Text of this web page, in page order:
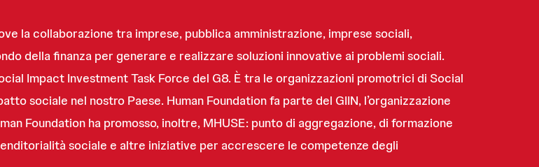
la collaborazione tra imprese, pubblica amministrazione, imprese sociali,
della finanza per generare e realizzare soluzioni innovative ai problemi sociali.
Impact Investment Task Force del G8. È tra le organizzazioni promotrici di Social
sociale nel nostro Paese. Human Foundation fa parte del GIIN, l’organizzazione
Foundation ha promosso, inoltre, MHUSE: punto di aggregazione, di formazione
sociale e altre iniziative per accrescere le competenze degli